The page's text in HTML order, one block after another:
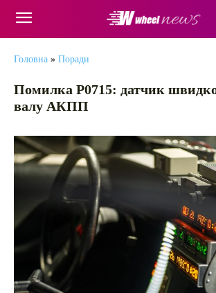
Головна » Поради
Помилка P0715: датчик
валу АКПП